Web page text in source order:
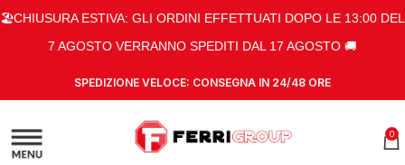
🏖️CHIUSURA ESTIVA: GLI ORDINI EFFETTUATI DOPO LE 13:00 DEL
7 AGOSTO VERRANNO SPEDITI DAL 17 AGOSTO 🚚
SPEDIZIONE VELOCE: CONSEGNA IN 24/48 ORE
0